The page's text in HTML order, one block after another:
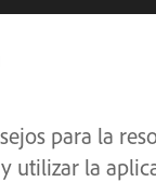
para la
utilizar la